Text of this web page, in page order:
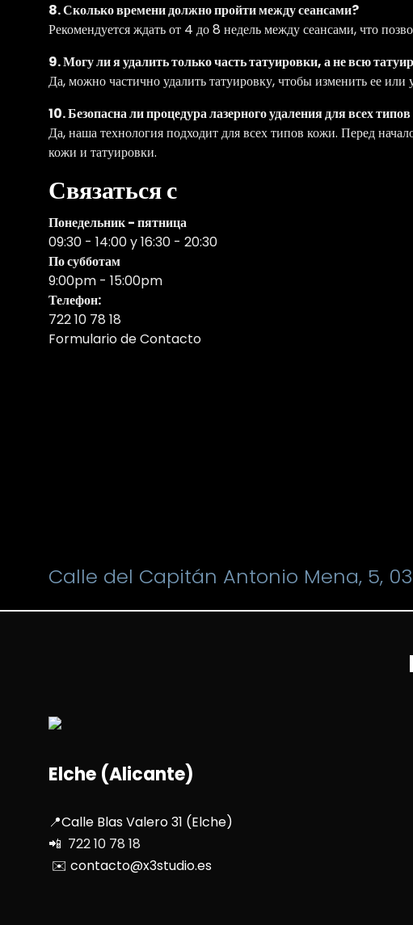
8. Сколько времени должно пройти между сеансами?
Рекомендуется ждать от 4 до 8 недель между сеансами, что
9. Могу ли я удалить только часть татуировки, а не всю
Да, можно частично удалить татуировку, чтобы изменить ее
10. Безопасна ли процедура лазерного удаления для всех
Да, наша технология подходит для всех типов кожи. Перед
кожи и татуировки.
Связаться с
Понедельник - пятница
09:30 - 14:00 y 16:30 - 20:30
По субботам
9:00pm - 15:00pm
Телефон:
722 10 78 18
Formulario de Contacto
Calle del Capitán Antonio Mena, 5,
Elche (Alicante)
📍Calle Blas Valero 31 (Elche)
📲 722 10 78 18
✉️ contacto@x3studio.es